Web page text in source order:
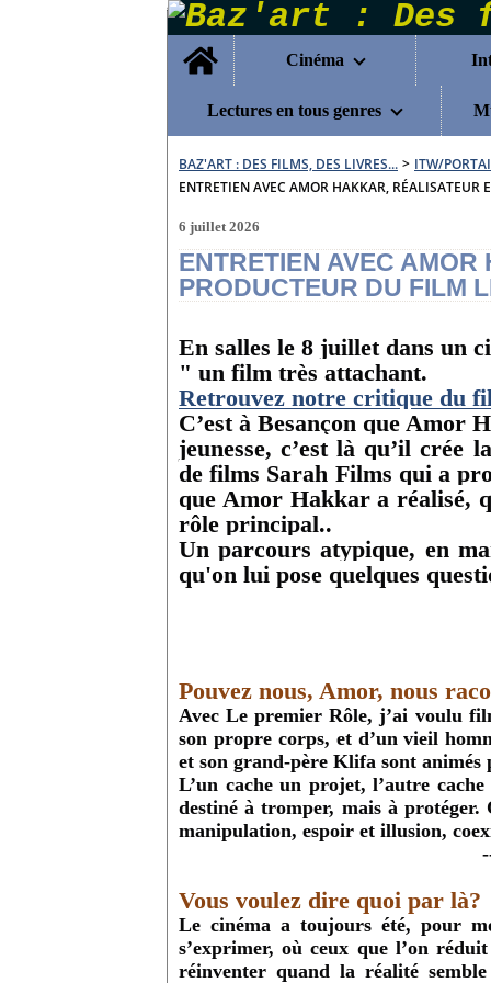
Home
Cinéma
Lectures en tous genres
BAZ'ART : DES FILMS, DES LIVRES... > ITW/
ENTRETIEN AVEC AMOR HAKKAR, RÉALISATEUR
6 juillet 2026
ENTRETIEN AVEC
PRODUCTEUR DU FILM
En salles le 8 juillet dans un
" un film très attachant.
Retrouvez notre critique du
C’est à Besançon que Amor
jeunesse, c’est là qu’il
de films Sarah Films qui a
que Amor Hakkar a réalisé,
rôle principal..
Un parcours atypique, en
qu'on lui pose quelques
Pouvez nous, Amor, nous
Avec Le premier Rôle, j’ai voulu
son propre corps, et d’un vieil
et son grand-père Klifa sont animés
L’un cache un projet, l’autre
destiné à tromper, mais à protéger.
manipulation, espoir et illusion,
Vous voulez dire quoi par là?
Le cinéma a toujours été, pour
s’exprimer, où ceux que l’on
réinventer quand la réalité